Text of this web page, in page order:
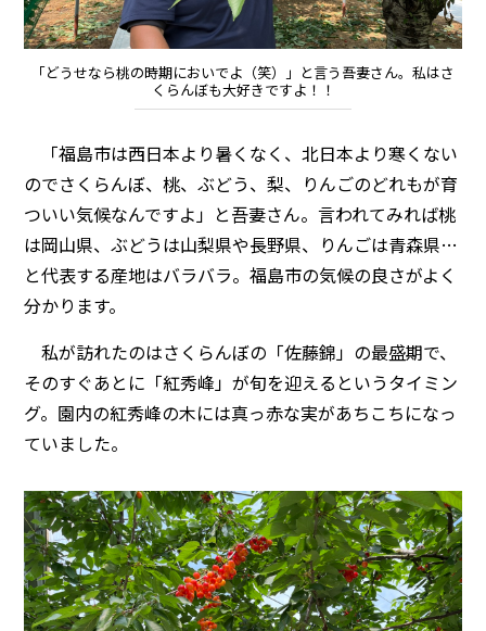
「どうせなら桃の時期においでよ（笑）」と言う吾妻さん。私はさ
くらんぼも大好きですよ！！
「福島市は西日本より暑くなく、北日本より寒くない
のでさくらんぼ、桃、ぶどう、梨、りんごのどれもが育
ついい気候なんですよ」と吾妻さん。言われてみれば桃
は岡山県、ぶどうは山梨県や長野県、りんごは青森県…
と代表する産地はバラバラ。福島市の気候の良さがよく
分かります。
私が訪れたのはさくらんぼの「佐藤錦」の最盛期で、
そのすぐあとに「紅秀峰」が旬を迎えるというタイミン
グ。園内の紅秀峰の木には真っ赤な実があちこちになっ
ていました。